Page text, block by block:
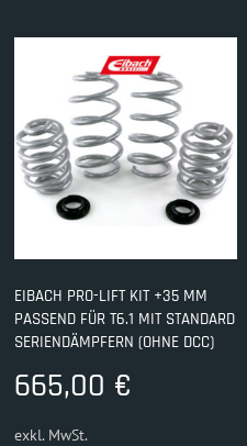
EIBACH PRO-LIFT KIT +35 MM
PASSEND FÜR T6.1 MIT STANDARD
SERIENDÄMPFERN (OHNE DCC)
665,00 €
exkl. MwSt.